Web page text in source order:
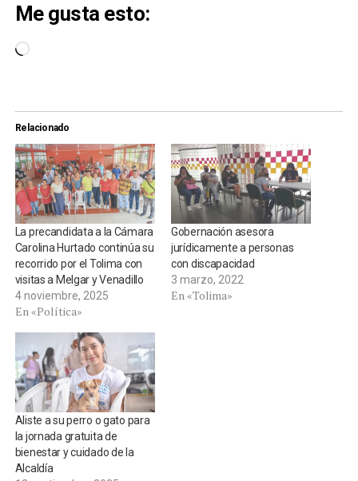
Me gusta esto:
Cargando...
Relacionado
La precandidata a la Cámara
Carolina Hurtado continúa su
recorrido por el Tolima con
visitas a Melgar y Venadillo
4 noviembre, 2025
En «Política»
Gobernación asesora
jurídicamente a personas
con discapacidad
3 marzo, 2022
En «Tolima»
Aliste a su perro o gato para
la jornada gratuita de
bienestar y cuidado de la
Alcaldía